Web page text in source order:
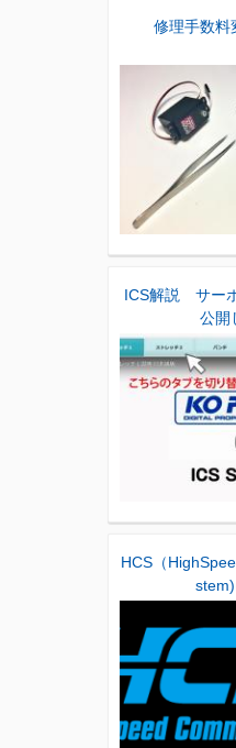
修理手数料
ICS解説 サー
公開
HCS（